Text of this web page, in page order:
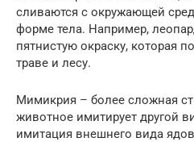
сливаются с окружающей
форме тела. Например,
пятнистую окраску, которая
траве и лесу.
Мимикрия – более сложная
животное имитирует другой
имитация внешнего вида